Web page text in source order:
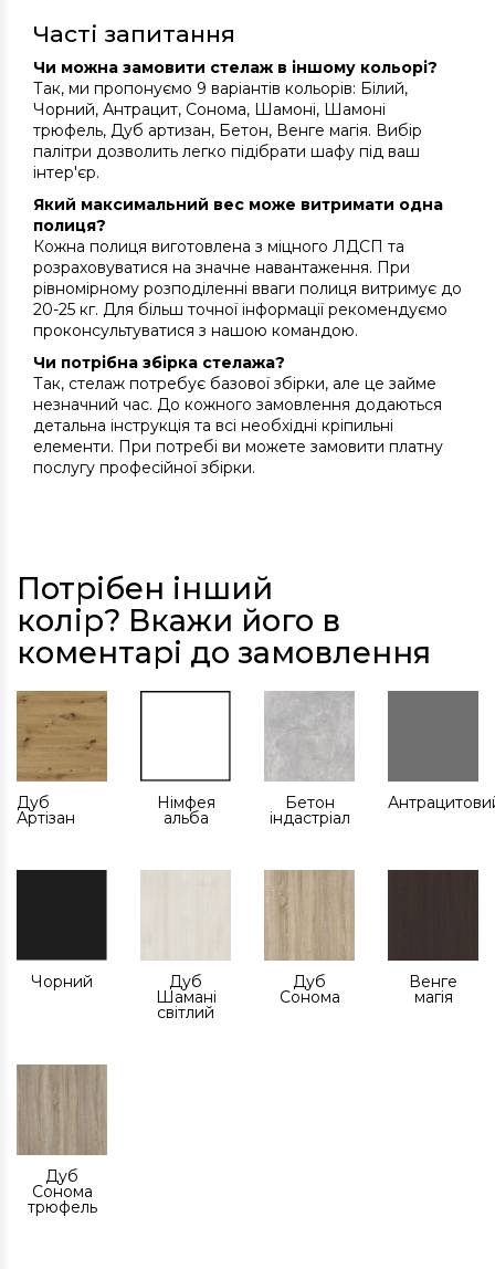
Часті запитання
Чи можна замовити стелаж в іншому кольорі?
Так, ми пропонуємо 9 варіантів кольорів: Білий,
Чорний, Антрацит, Сонома, Шамоні, Шамоні
трюфель, Дуб артизан, Бетон, Венге магія. Вибір
палітри дозволить легко підібрати шафу під ваш
інтер'єр.
Який максимальний вес може витримати одна
полиця?
Кожна полиця виготовлена з міцного ЛДСП та
розраховуватися на значне навантаження. При
рівномірному розподіленні вваги полиця витримує до
20-25 кг. Для більш точної інформації рекомендуємо
проконсультуватися з нашою командою.
Чи потрібна збірка стелажа?
Так, стелаж потребує базової збірки, але це займе
незначний час. До кожного замовлення додаються
детальна інструкція та всі необхідні кріпильні
елементи. При потребі ви можете замовити платну
послугу професійної збірки.
Потрібен інший
колір? Вкажи його в
коментарі до замовлення
Дуб
Артізан
Німфея
альба
Бетон
індастріал
Чорний Дуб
Шамані
світлий
Дуб
Сонома
Венге
магія
Дуб
Сонома
трюфель